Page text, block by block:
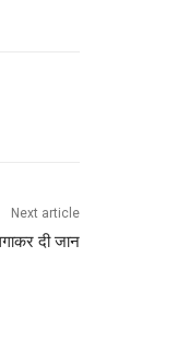
Next article
दी जान